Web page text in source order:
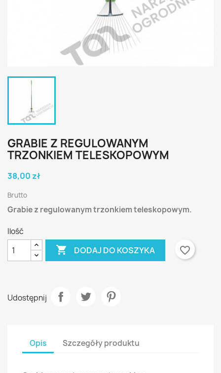
GRABIE Z REGULOWANYM
TRZONKIEM TELESKOPOWYM
38,00 zł
Brutto
Grabie z regulowanym trzonkiem teleskopowym.
Ilość
 DODAJ DO KOSZYKA favorite_border
Udostępnij
Opis Szczegóły produktu